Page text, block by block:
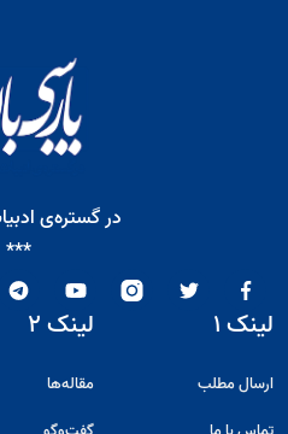
در گستره‌ی
***
لینک ۱
ارسال مطلب
لینک ۲
مقاله‌ها